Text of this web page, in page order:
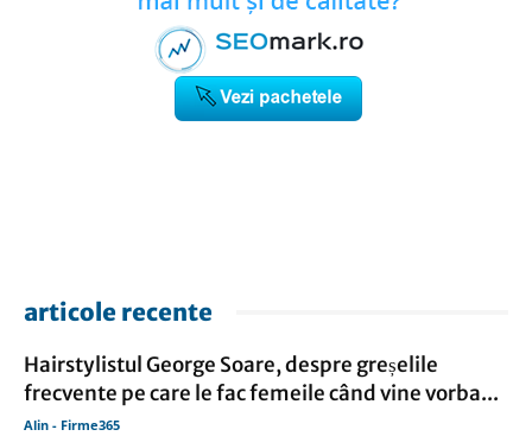
articole recente
Hairstylistul George Soare, despre greșelile
frecvente pe care le fac femeile când vine vorba...
Alin - Firme365